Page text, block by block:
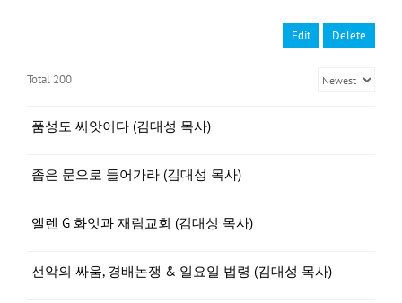
Edit Delete
Total 200
품성도 씨앗이다 (김대성 목사)
좁은 문으로 들어가라 (김대성 목사)
엘렌 G 화잇과 재림교회 (김대성 목사)
선악의 싸움, 경배논쟁 & 일요일 법령 (김대성 목사)